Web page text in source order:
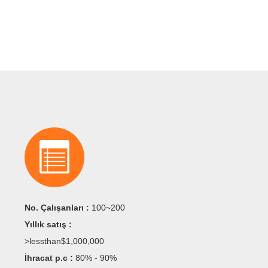
deri, basamak, kol bantları, araba
kapakları
için uygundur.Yenilikçi tasarımları
Devletleri, Avrupa, Avustralya ve
No. Çalışanları : 100~200
Yıllık satış :
>lessthan$1,000,000
İhracat p.c : 80% - 90%